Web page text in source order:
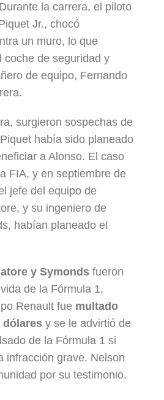
la carrera, el piloto
Jr., chocó
un muro, lo que
coche de seguridad y
de equipo, Fernando
surgieron sospechas de
había sido planeado
a Alonso. El caso
FIA, y en septiembre de
jefe del equipo de
y su ingeniero de
habían planeado el
y Symonds fueron
de la Fórmula 1,
Renault fue multado
dólares y se le advirtió de
de la Fórmula 1 si
infracción grave. Nelson
por su testimonio.